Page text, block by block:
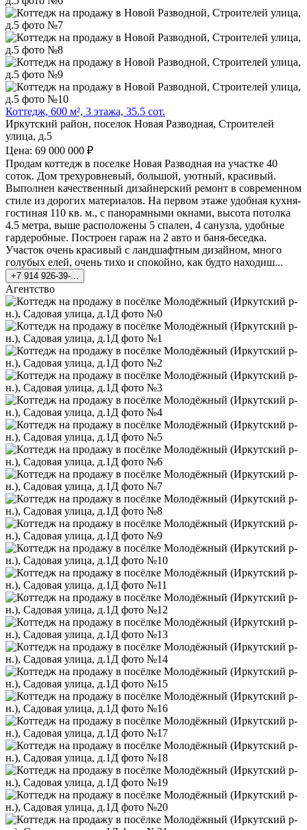
Коттедж, 600 м², 3 этажа, 35.5 сот.
Иркутский район, поселок Новая Разводная, Строителей
улица, д.5
Цена: 69 000 000 ₽
Продам коттедж в поселке Новая Разводная на участке 40
соток. Дом трехуровневый, большой, уютный, красивый.
Выполнен качественный дизайнерский ремонт в современном
стиле из дорогих материалов. На первом этаже удобная кухня-
гостиная 110 кв. м., с панорамными окнами, высота потолка
4.5 метра, выше расположены 5 спален, 4 санузла, удобные
гардеробные. Построен гараж на 2 авто и баня-беседка.
Участок очень красивый с ландшафтным дизайном, много
голубых елей, очень тихо и спокойно, как будто находиш...
+7 914 926-39-...
Агентство